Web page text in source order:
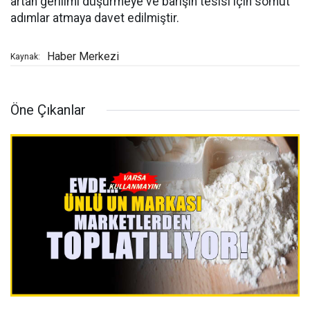
adımlar atmaya davet edilmiştir.
Kaynak: Haber Merkezi
Öne Çıkanlar